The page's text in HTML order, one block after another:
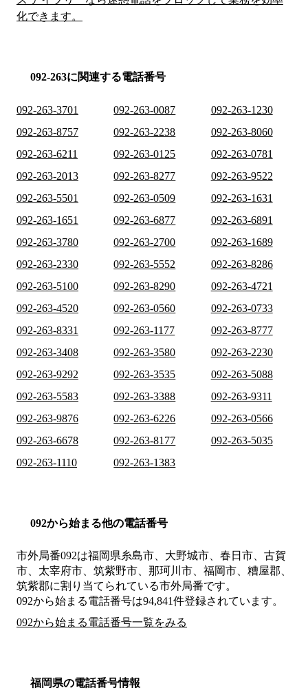
化できます。
092-263に関連する電話番号
092-263-3701 092-263-0087
092-263-1230
092-263-8757
092-263-2238
092-263-8060
092-263-6211
092-263-0125
092-263-0781
092-263-2013
092-263-8277
092-263-9522
092-263-5501
092-263-0509
092-263-1631
092-263-1651
092-263-6877
092-263-6891
092-263-3780
092-263-2700
092-263-1689
092-263-2330
092-263-5552
092-263-8286
092-263-5100
092-263-8290
092-263-4721
092-263-4520
092-263-0560
092-263-0733
092-263-8331
092-263-1177
092-263-8777
092-263-3408
092-263-3580
092-263-2230
092-263-9292
092-263-3535
092-263-5088
092-263-5583
092-263-3388
092-263-9311
092-263-9876
092-263-6226
092-263-0566
092-263-6678
092-263-8177
092-263-5035
092-263-1110
092-263-1383
092から始まる他の電話番号
市外局番092は福岡県糸島市、大野城市、春日市、古賀
市、太宰府市、筑紫野市、那珂川市、福岡市、糟屋郡、
筑紫郡に割り当てられている市外局番です。
092から始まる電話番号は94,841件登録されています。
092から始まる電話番号一覧をみる
福岡県の電話番号情報